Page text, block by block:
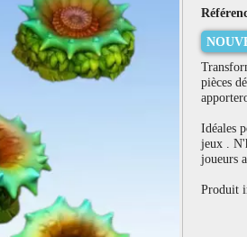
pièces
Idéales
jeux .
joueurs
Produit